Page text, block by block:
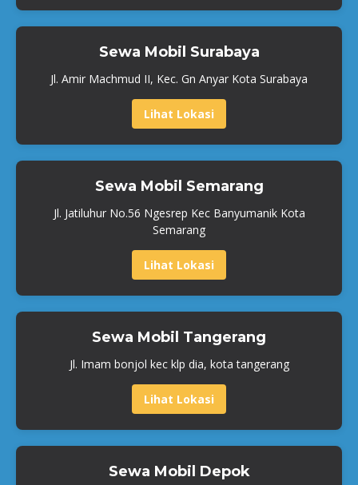
Sewa Mobil Surabaya
Jl. Amir Machmud II, Kec. Gn Anyar Kota Surabaya
Lihat Lokasi
Sewa Mobil Semarang
Jl. Jatiluhur No.56 Ngesrep Kec Banyumanik Kota
Semarang
Lihat Lokasi
Sewa Mobil Tangerang
Jl. Imam bonjol kec klp dia, kota tangerang
Lihat Lokasi
Sewa Mobil Depok